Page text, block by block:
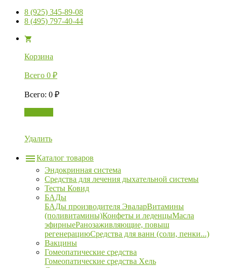
8 (925) 345-89-08
8 (495) 797-40-44
Корзина
Всего 0 ₽
Всего: 0 ₽
Удалить
Каталог товаров
Эндокринная система
Средства для лечения дыхательной системы
Тесты Ковид
БАДы
БАДы производителя ЭваларВитамины
(поливитамины)Конфеты и леденцыМасла
эфирныеРанозаживляющие, повыш
регенерациюСредства для ванн (соли, пенки...)
Вакцины
Гомеопатические средства
Гомеопатические средства Хель